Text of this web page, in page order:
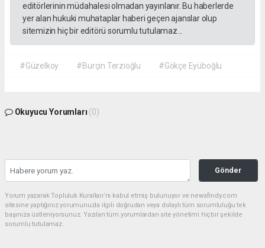
editörlerinin müdahalesi olmadan yayınlanır. Bu haberlerde
yer alan hukuki muhataplar haberi geçen ajanslar olup
sitemizin hiç bir editörü sorumlu tutulamaz...
#Güzelkoy #Burçin Terzioğlu #Gökçe Eyüboğlu
Okuyucu Yorumları (0)
Gönder
Yorum yazarak Topluluk Kuralları’nı kabul etmiş bulunuyor ve newsfindy.com
sitesine yaptığınız yorumunuzla ilgili doğrudan veya dolaylı tüm sorumluluğu tek
başınıza üstleniyorsunuz. Yazılan tüm yorumlardan site yönetimi hiçbir şekilde
sorumlu tutulamaz.